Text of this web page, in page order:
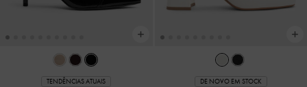
TENDÊNCIAS ATUAIS DE NOVO EM STOCK